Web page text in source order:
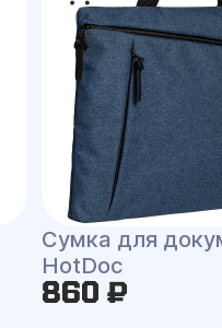
Сумка для
HotDoc
860 ₽